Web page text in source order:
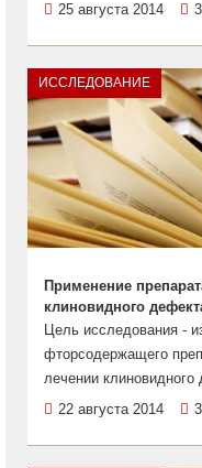
25 августа 2014
ИССЛЕДОВАНИЕ
Применение
клиновидного
Цель исследования -
фторсодержащего
лечении клиновидного
22 августа 2014